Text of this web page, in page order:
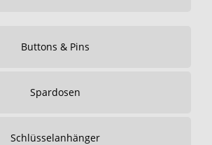
Buttons & Pins
Spardosen
Schlüsselanhänger